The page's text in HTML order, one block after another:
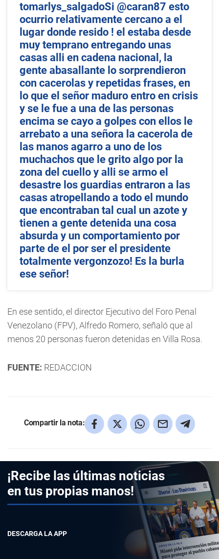
tomarlys_salgadoSi @caran87 esto
ocurrio relativamente cercano a el
lugar donde resido ! el estaba desde
muy temprano entregando unas
casas alli en cadena nacional, la
gente abasallante lo sorprendieron
con cacerolas y repetidas frases, en
lo que el señor maduro entro en crisis
y se le fue a una de las personas
encima se cayo a golpes con ellos le
arrebato a una señora la cacerola de
las manos agarro a uno de los
muchachos que le grito algo por la
zona del cuello y alli se armo el
desastre los guardias entraron a las
casas atropellando a todo el mundo
que encontraban tal cual un azote y
tienen a gente detenida una cosa
absurda y un comportamiento por
parte de el por ser el presidente
totalmente vergonzozo! Es la burla
ese señor!
En ese sentido, el director Ejecutivo del Foro Penal
Venezolano (FPV), Alfredo Romero, señaló que al
menos 20 personas fueron detenidas en Villa Rosa.
FUENTE: REDACCION
Compartir la nota:
¡Recibe las últimas noticias
en tus propias manos!
DESCARGA LA APP